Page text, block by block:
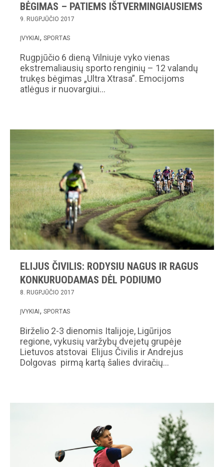
BĖGIMAS – PATIEMS IŠTVERMINGIAUSIEMS
9. RUGPJŪČIO 2017
ĮVYKIAI SPORTAS
Rugpjūčio 6 dieną Vilniuje vyko vienas
ekstremaliausių sporto renginių – 12 valandų
trukęs bėgimas „Ultra Xtrasa”. Emocijoms
atlėgus ir nuovargiui…
ELIJUS ČIVILIS: RODYSIU NAGUS IR RAGUS
KONKURUODAMAS DĖL PODIUMO
8. RUGPJŪČIO 2017
ĮVYKIAI SPORTAS
Birželio 2-3 dienomis Italijoje, Ligūrijos
regione, vykusių varžybų dvejetų grupėje
Lietuvos atstovai Elijus Čivilis ir Andrejus
Dolgovas pirmą kartą šalies dviračių…